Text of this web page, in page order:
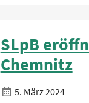
SLpB
Chemnitz
5. März 2024